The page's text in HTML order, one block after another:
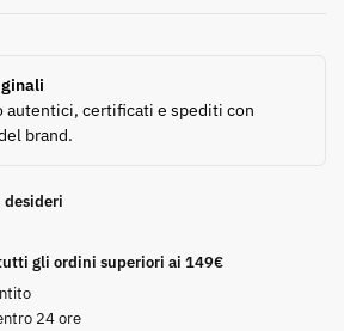
autentici, certificati e spediti con
brand.
desideri
gli ordini superiori ai 149€
24 ore